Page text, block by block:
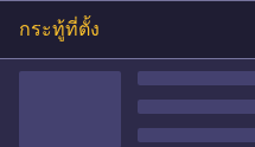
กระทู้ที่ตั้ง